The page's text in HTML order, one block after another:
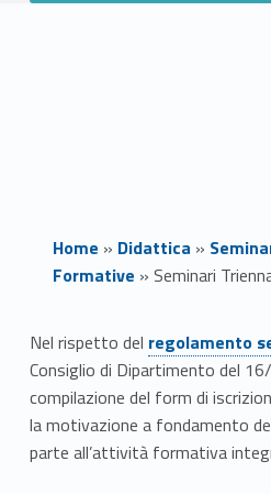
Home » Didattica »
Formative » Seminari
S
e
m
Nel rispetto del regolamento
Consiglio di Dipartimento del
compilazione del form di
la motivazione a fondamento
parte all’attività formativa